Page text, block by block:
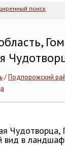
поиск
/Подпорожский
Чудотворца,
вид в